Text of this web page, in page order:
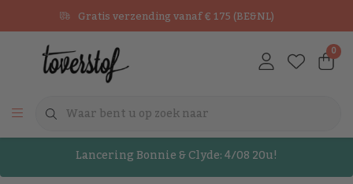
Gratis verzending vanaf € 175 (BE&NL)
0
Lancering Bonnie & Clyde: 4/08 20u!